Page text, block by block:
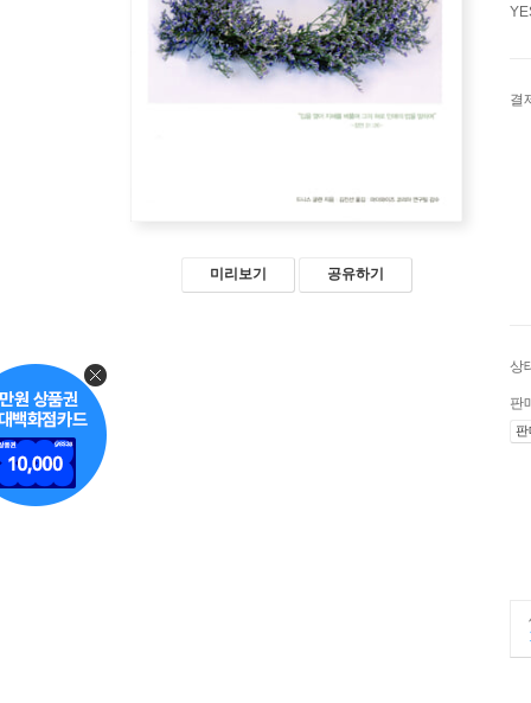
미리보기 공유하기
결
상
판
판